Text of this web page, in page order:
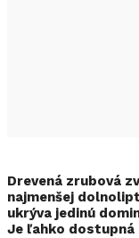
Drevená zrubová
najmenšej
ukrýva jedinú
Je ľahko dostupná